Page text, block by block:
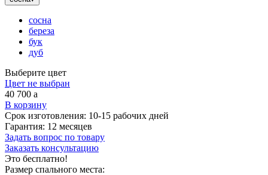
сосна
береза
бук
дуб
Выберите цвет
Цвет не выбран
40 700 a
В корзину
Срок изготовления: 10-15 рабочих дней
Гарантия: 12 месяцев
Задать вопрос по товару
Заказать консультацию
Это бесплатно!
Размер спального места: